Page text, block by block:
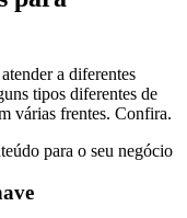
a diferentes
tipos diferentes de
várias frentes. Confira.